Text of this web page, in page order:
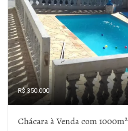
R$ 350.000
Chácara à Venda com 1000m²